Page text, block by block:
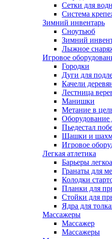
Сетки для
Система
Зимний инвентарь
Сноутьюб
Зимний
Лыжное
Игровое
Городки
Дуги для
Качели
Лестница
Манишки
Метание в
Оборудование
Пьедестал
Шашки и
Игровое
Легкая атлетика
Барьеры
Гранаты для
Колодки
Планки для
Стойки для
Ядра для
Массажеры
Массажер
Массажеры